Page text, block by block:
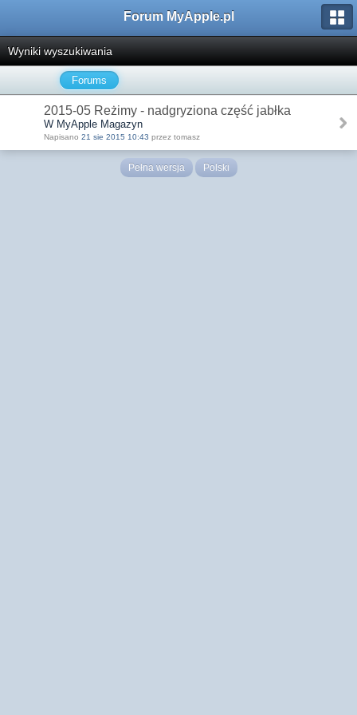
Forum MyApple.pl
Wyniki wyszukiwania
Forums
2015-05 Reżimy - nadgryziona część jabłka
W MyApple Magazyn
Napisano 21 sie 2015 10:43 przez tomasz
Pełna wersja Polski